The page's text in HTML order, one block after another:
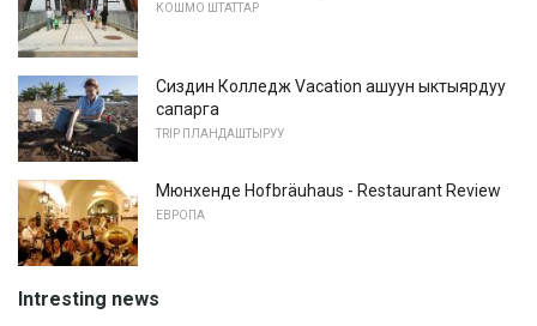
КОШМО ШТАТТАР
Сиздин Колледж Vacation ашуун ыктыярдуу
сапарга
TRIP ПЛАНДАШТЫРУУ
Мюнхенде Hofbräuhaus - Restaurant Review
ЕВРОПА
Intresting news